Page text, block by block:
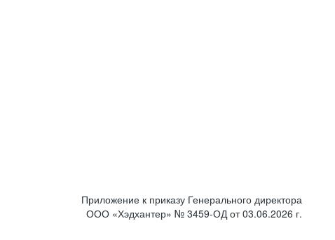
Приложение к приказу Генерального директора
ООО «Хэдхантер» № 3459-ОД от 03.06.2026 г.